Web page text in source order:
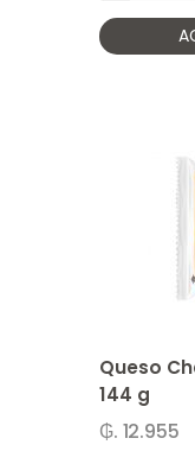
Queso
144 g
₲. 12.955